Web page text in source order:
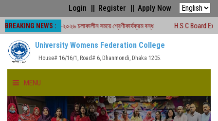
Login Register Apply Now
BREAKING NEWS :
পরীক্ষা -২০২৬ চলাকালীন সময়ে শ্রেণীকার্যক্রম বন্ধ H.S.C Board Exam Seat Plan
University Womens Federation College
House# 16/16/1, Road# 6, Dhanmondi, Dhaka 1205.
MENU
HOME